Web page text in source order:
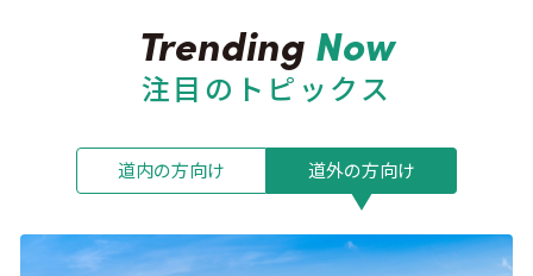
注目のトピックス
道内の方向け 道外の方向け